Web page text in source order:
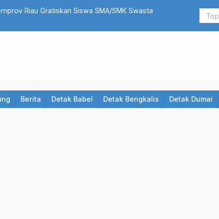
Siak Bripka AS Resmi Dipecat
Dijanjikan
Berita Detak Babel Detak Bengkalis Detak Dumai